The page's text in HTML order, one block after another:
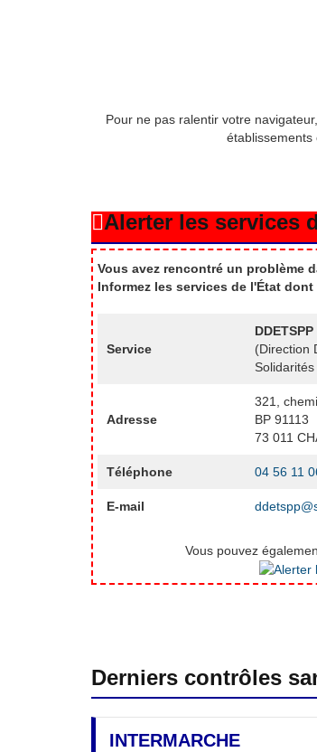
Pour ne pas ralentir votre
établissements
Alerter les services
Vous avez rencontré un problème
Informez les services de l'État
Service
(Direction
Adresse
321,
BP 91113
73 011
Téléphone 04 56 11
E-mail
Vous pouvez
Derniers contrôles
INTERMARCHE